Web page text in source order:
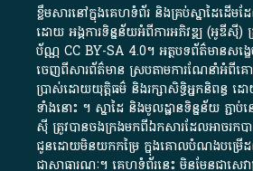
ខ្លឹមសារ​នៅ​ក្នុង​គេហទំព័រ និង​គ្រប់​ស្នា​ដៃ​ដើ
ដោយ​ អង្គការ​ទិន្នន័យ​អំពី​ការអភិវឌ្ឍ​​ (អូ​ឌី​ស៊ី)​ ត្
ប័ណ្ណ​CC BY-SA 4.0។​ អត្ថបទ​ព័ត៌មាន​សង្ខ
ចេញពី​សារព័ត៌មាន ស្របតាមការ​ណែនាំ​អំពី​គ
ប្រាស់​ដោយ​យុត្តិធម៌​ និង​រក្សាសិទ្ធិអ្នកនិពន្ធ ដ
ទាំង​នោះ​ ។​ ស្នាដៃ​ និង​មូលដ្ឋាន​ទិន្នន័យ ​ភ្ជ
ស៊ី​ ត្រូវ​បាន​ចងក្រង​មក​ពី​ឯកសារ​ដែល​អាច​រក​
ជូន​ដោយ​មិន​យក​កម្រៃ​ ក្នុង​គោលបំណង​បម្រើ​ដល់
ជា​សាធារណៈ​។​ គេហទំព័រ​នេះ​ មិនមែន​ជា​សេវា​ស្